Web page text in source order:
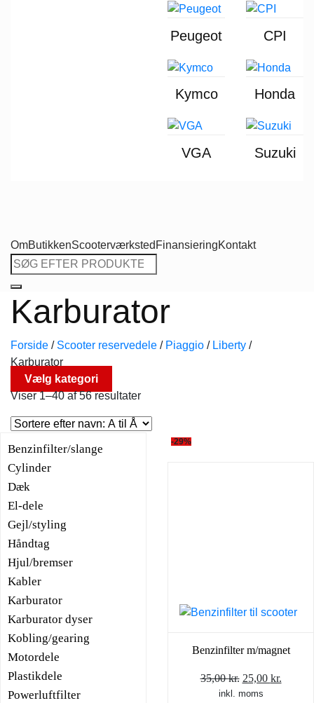
Peugeot CPI
Kymco Honda
VGA Suzuki
OmButikkenScooterværksted FinansieringKontakt
Søg
efter:
Karburator
Forside / Scooter reservedele / Piaggio / Liberty /
Karburator
Vælg kategori
Viser 1–40 af 56 resultater
Benzinfilter/slange
Cylinder
Dæk
El-dele
Gejl/styling
Håndtag
Hjul/bremser
Kabler
Karburator
Karburator dyser
Kobling/gearing
Motordele
Plastikdele
Powerluftfilter
-29%
Benzinfilter m/magnet
35,00kr. Den
oprindelige
25,00 kr.
inkl. moms